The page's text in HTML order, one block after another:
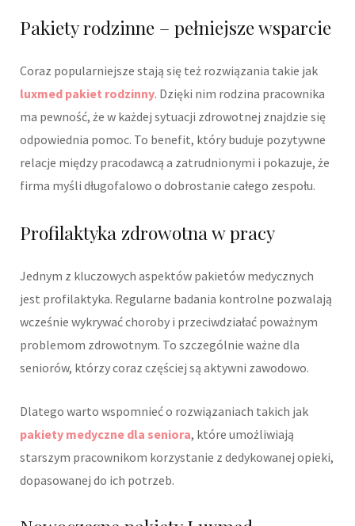
Pakiety rodzinne – pełniejsze wsparcie
Coraz popularniejsze stają się też rozwiązania takie jak
luxmed pakiet rodzinny. Dzięki nim rodzina pracownika
ma pewność, że w każdej sytuacji zdrowotnej znajdzie się
odpowiednia pomoc. To benefit, który buduje pozytywne
relacje między pracodawcą a zatrudnionymi i pokazuje, że
firma myśli długofalowo o dobrostanie całego zespołu.
Profilaktyka zdrowotna w pracy
Jednym z kluczowych aspektów pakietów medycznych
jest profilaktyka. Regularne badania kontrolne pozwalają
wcześnie wykrywać choroby i przeciwdziałać poważnym
problemom zdrowotnym. To szczególnie ważne dla
seniorów, którzy coraz częściej są aktywni zawodowo.
Dlatego warto wspomnieć o rozwiązaniach takich jak
pakiety medyczne dla seniora, które umożliwiają
starszym pracownikom korzystanie z dedykowanej opieki,
dopasowanej do ich potrzeb.